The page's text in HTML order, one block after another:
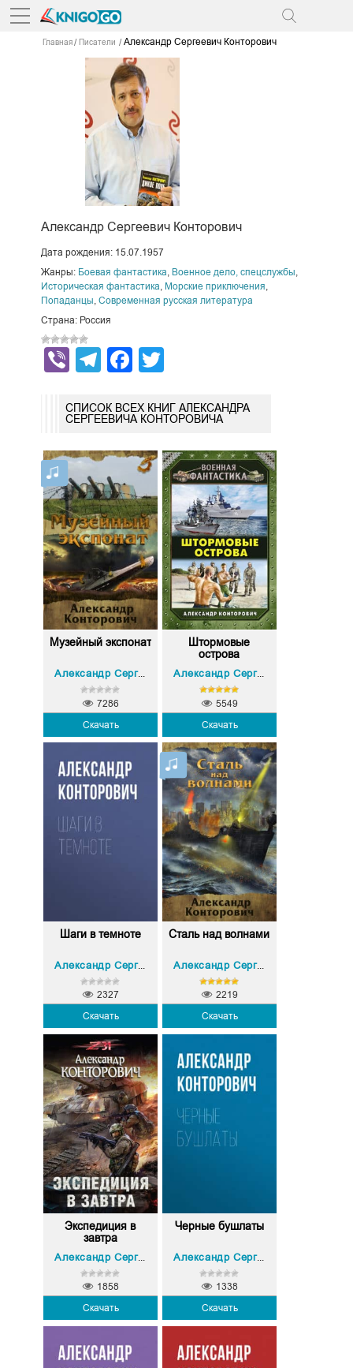
Главная Писатели Александр Сергеевич Конторович
Александр Сергеевич Конторович
Дата рождения: 15.07.1957
Жанры: Боевая фантастика, Военное дело, спецслужбы,
Историческая фантастика, Морские приключения,
Попаданцы, Современная русская литература
Страна: Россия
ViberTelegram
Facebook
СПИСОК ВСЕХ КНИГ АЛЕКСАНДРА
СЕРГЕЕВИЧА КОНТОРОВИЧА
Музейный экспонат
Александр Сергеевич Конторович
Скачать
7286
Штормовые
острова
Александр Сергеевич Конторович
Скачать
5549
Шаги в темноте
Александр Сергеевич Конторович
Скачать
2327
Сталь над волнами
Александр Сергеевич Конторович
Скачать
2219
Экспедиция в
завтра
Александр Сергеевич Конторович
Скачать
1858
Черные бушлаты
Александр Сергеевич Конторович
Скачать
1338